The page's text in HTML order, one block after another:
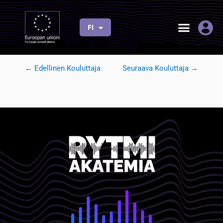
Siirry
sisältöön
FI
EN
ALPO NUMMELIN
← Edellinen Kouluttaja Seuraava Kouluttaja →